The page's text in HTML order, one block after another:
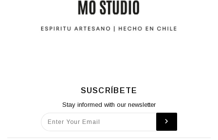
SUSCRÍBETE
Stay informed with our newsletter